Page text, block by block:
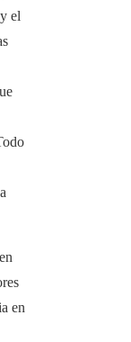
el
en